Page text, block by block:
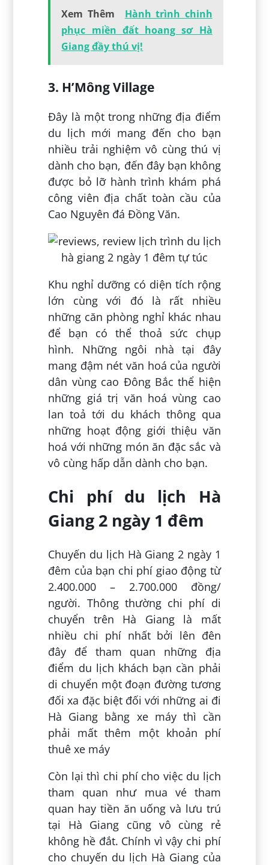
Xem Thêm
Hành trình chinh
phục miền đất hoang sơ Hà
Giang đầy thú vị!
3. H’Mông Village
Đây là một trong những địa điểm
du lịch mới mang đến cho bạn
nhiều trải nghiệm vô cùng thú vị
dành cho bạn, đến đây bạn không
được bỏ lỡ hành trình khám phá
công viên địa chất toàn cầu của
Cao Nguyên đá Đồng Văn.
Khu nghỉ dưỡng có diện tích rộng
lớn cùng với đó là rất nhiều
những căn phòng nghỉ khác nhau
để bạn có thể thoả sức chụp
hình. Những ngôi nhà tại đây
mang đậm nét văn hoá của người
dân vùng cao Đông Bắc thể hiện
những giá trị văn hoá vùng cao
lan toả tới du khách thông qua
những hoạt động giới thiệu văn
hoá với những món ăn đặc sắc và
vô cùng hấp dẫn dành cho bạn.
Chi phí du lịch Hà
Giang 2 ngày 1 đêm
Chuyến du lịch Hà Giang 2 ngày 1
đêm của bạn chi phí giao động từ
2.400.000 – 2.700.000 đồng/
người. Thông thường chi phí di
chuyển trên Hà Giang là mất
nhiều chi phí nhất bởi lên đên
đây để tham quan những địa
điểm du lịch khách bạn cần phải
di chuyển một đoạn đường tương
đối xa đặc biệt đối với những ai đi
Hà Giang bằng xe máy thì cần
phải mất thêm một khoản phí
thuê xe máy
Còn lại thì chi phí cho việc du lịch
tham quan như mua vé tham
quan hay tiền ăn uống và lưu trú
tại Hà Giang cũng vô cùng rẻ
không hề đắt. Chính vì vậy chi phí
cho chuyến du lịch Hà Giang của